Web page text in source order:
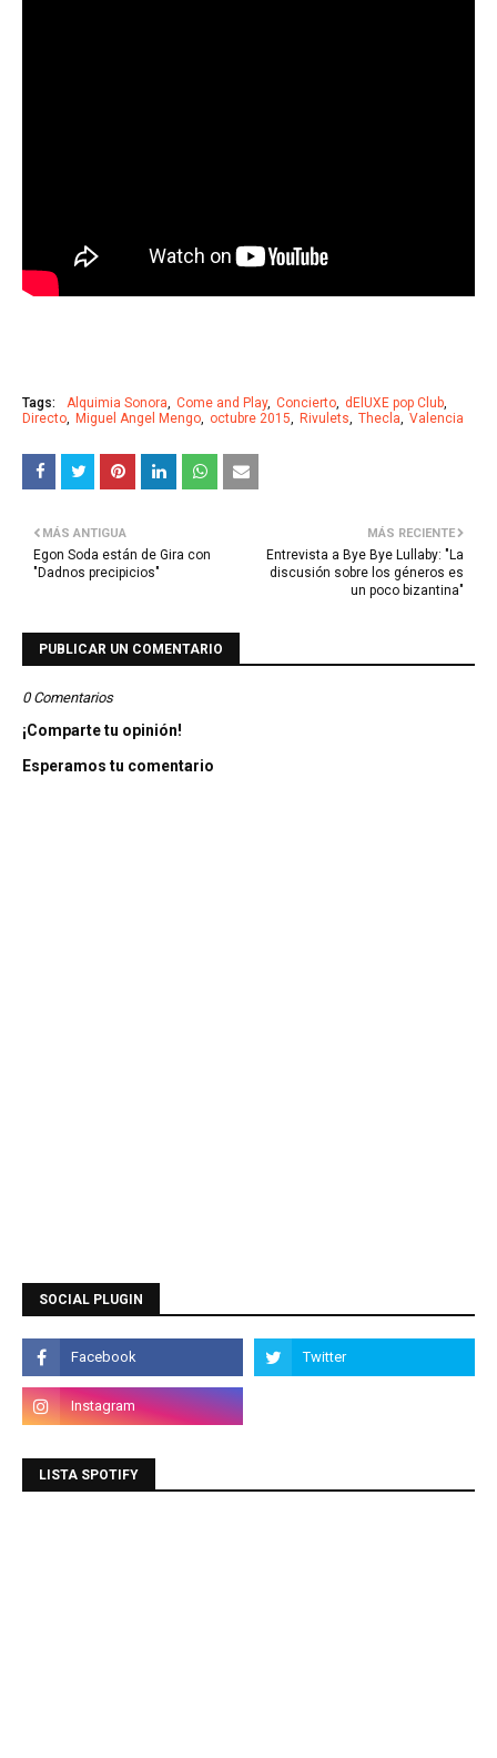
Tags: Alquimia Sonora Come and Play Concierto
dElUXE pop Club
Directo
Miguel Angel Mengo octubre 2015 Rivulets Thecla Valencia
MÁS RECIENTE
Entrevista a Bye Bye Lullaby: "La
discusión sobre los géneros es
un poco bizantina"
MÁS ANTIGUA
Egon Soda están de Gira con
"Dadnos precipicios"
PUBLICAR UN COMENTARIO
0 Comentarios
¡Comparte tu opinión!
Esperamos tu comentario
SOCIAL PLUGIN
LISTA SPOTIFY